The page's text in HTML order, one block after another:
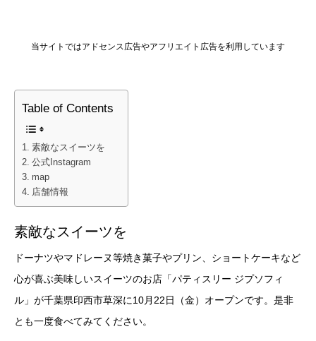
当サイトではアドセンス広告やアフリエイト広告を利用しています
Table of Contents
素敵なスイーツを
公式Instagram
map
店舗情報
素敵なスイーツを
ドーナツやマドレーヌ等焼き菓子やプリン、ショートケーキなど
心が喜ぶ美味しいスイーツのお店「パティスリー ジプソフィ
ル」が千葉県印西市草深に10月22日（金）オープンです。是非
とも一度食べてみてください。